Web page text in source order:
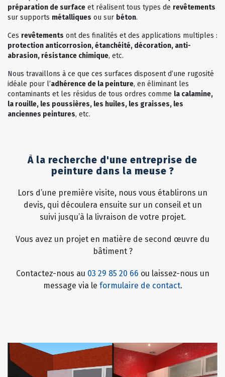
préparation de surface et réalisent tous types de revêtements
sur supports métalliques ou sur béton.
Ces revêtements ont des finalités et des applications multiples :
protection anticorrosion, étanchéité, décoration, anti-
abrasion, résistance chimique, etc.
Nous travaillons à ce que ces surfaces disposent d’une rugosité
idéale pour l’adhérence de la peinture, en éliminant les
contaminants et les résidus de tous ordres comme la calamine,
la rouille, les poussières, les huiles, les graisses, les
anciennes peintures, etc.
À la recherche d'une entreprise de
peinture dans la meuse ?
Lors d’une première visite, nous vous établirons un
devis, qui découlera ensuite sur un conseil et un
suivi jusqu’à la livraison de votre projet.
Vous avez un projet en matière de second œuvre du
bâtiment ?
Contactez-nous au 03 29 85 20 66 ou laissez-nous un
message via le formulaire de contact.